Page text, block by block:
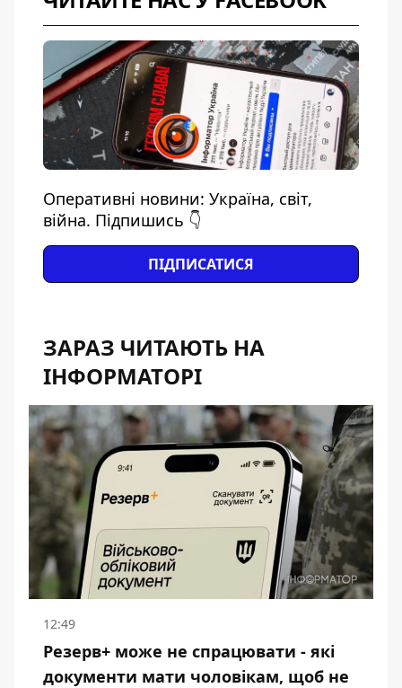
Оперативні новини: Україна, світ,
війна. Підпишись 👇
ПІДПИСАТИСЯ
ЗАРАЗ ЧИТАЮТЬ НА
ІНФОРМАТОРІ
12:49
Резерв+ може не спрацювати - які
документи мати чоловікам, щоб не